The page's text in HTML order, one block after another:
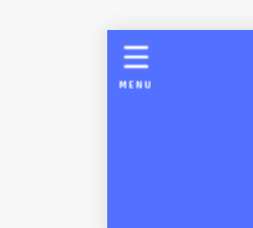
MENU